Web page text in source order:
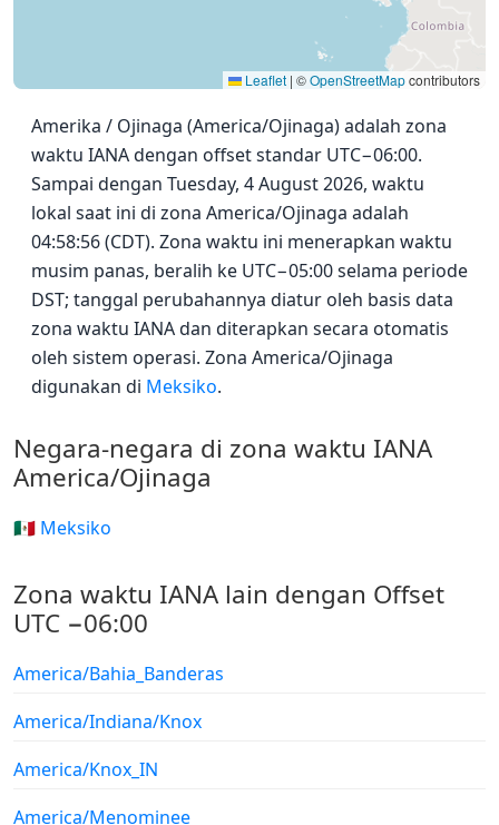
Leaflet | ©OpenStreetMapcontributors
Amerika / Ojinaga (America/Ojinaga) adalah zona
waktu IANA dengan offset standar UTC−06:00.
Sampai dengan Tuesday, 4 August 2026, waktu
lokal saat ini di zona America/Ojinaga adalah
04:58:56 (CDT). Zona waktu ini menerapkan waktu
musim panas, beralih ke UTC−05:00 selama periode
DST; tanggal perubahannya diatur oleh basis data
zona waktu IANA dan diterapkan secara otomatis
oleh sistem operasi. Zona America/Ojinaga
digunakan di Meksiko.
Negara-negara di zona waktu IANA
America/Ojinaga
🇲🇽 Meksiko
Zona waktu IANA lain dengan Offset
UTC −06:00
America/Bahia_Banderas
America/Indiana/Knox
America/Knox_IN
America/Menominee